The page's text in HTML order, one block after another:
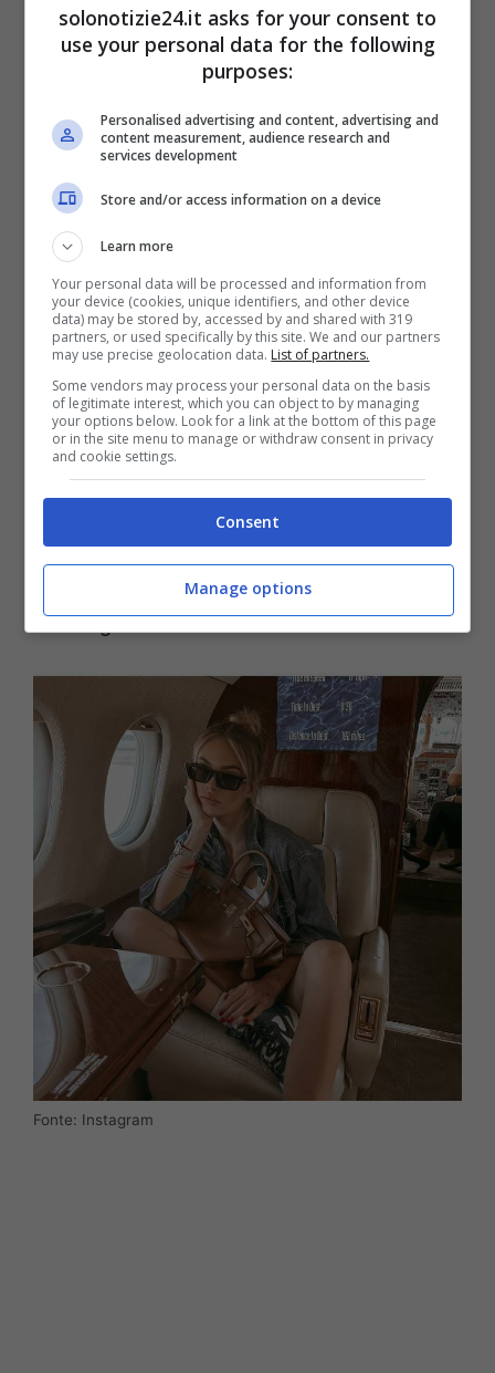
Fonte: Instagram
Molti, infatti,l’hanno accusata di voler
sempre mostrare al mondo la sua ricchezza
ottenuta grazie alla fama portatale da Grande
Fratello Vip, e di dimostrare costantemente il
suo cattivo gusto. Altri, invece, hanno
sottolineato il fato che usare aerei privati per i
propri spostamenti sia poco ecologico, dati i
consumi elevatissimi di un singolo aereo in
una singola tratta.
Fonte: Instagram
solonotizie24.it asks for your consent to
use your personal data for the following
purposes:
Personalised advertising and content, advertising and
content measurement, audience research and
services development
Store and/or access information on a device
Learn more
Your personal data will be processed and information from
your device (cookies, unique identifiers, and other device
data) may be stored by, accessed by and shared with 319
partners, or used specifically by this site. We and our partners
may use precise geolocation data. List of partners.
Some vendors may process your personal data on the basis
of legitimate interest, which you can object to by managing
your options below. Look for a link at the bottom of this page
or in the site menu to manage or withdraw consent in privacy
and cookie settings.
Consent
Manage options